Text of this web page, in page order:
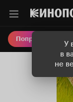
У
в
не
Попробовать